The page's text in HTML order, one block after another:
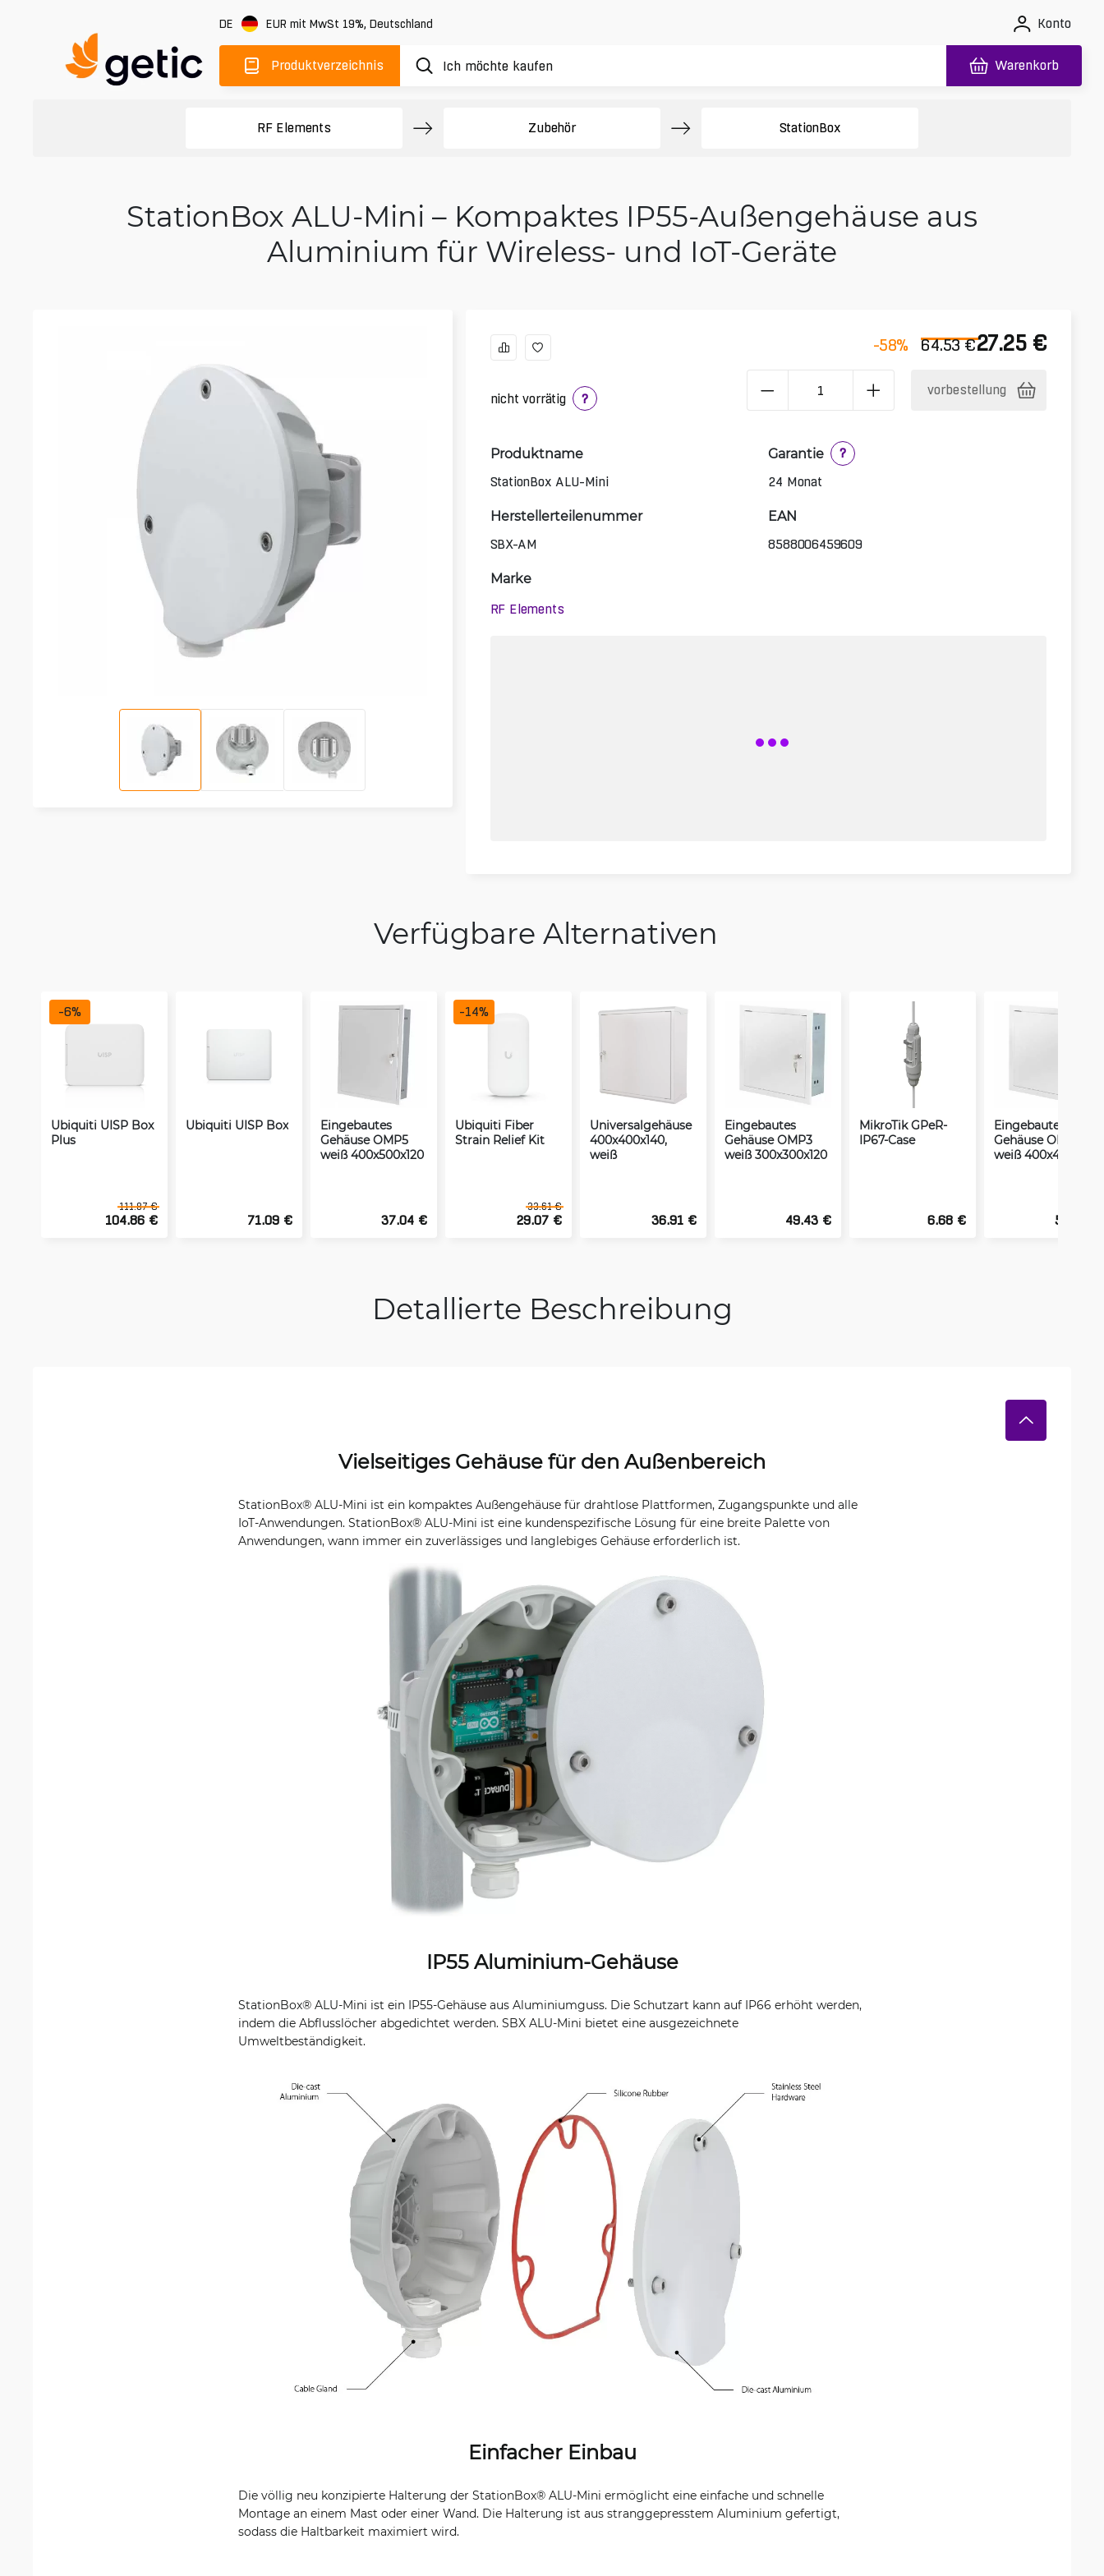
DE EUR mit MwSt 19%, Deutschland Konto
Produktverzeichnis Warenkorb
RF Elements Zubehör StationBox
StationBox ALU-Mini – Kompaktes IP55-Außengehäuse aus
Aluminium für Wireless- und IoT-Geräte
nicht vorrätig ?
-58% 64.53 €27.25 €
vorbestellung
Produktname
StationBox ALU-Mini
Garantie
?
24 Monat
Herstellerteilenummer
SBX-AM
EAN
8588006459609
Marke
RF Elements
Verfügbare Alternativen
Ubiquiti UISP Box
Plus
111.87 €
104.86 €
-6%
Ubiquiti UISP Box
71.09 €
Eingebautes
Gehäuse OMP5
weiß 400x500x120
37.04 €
Ubiquiti Fiber
Strain Relief Kit
33.61 €
29.07 €
-14%
Universalgehäuse
400x400x140,
weiß
36.91 €
Eingebautes
Gehäuse OMP3
weiß 300x300x120
49.43 €
MikroTik GPeR-
IP67-Case
6.68 €
Eingebautes
Gehäuse OMP4
weiß 400x400x120
55.57 €
Detallierte Beschreibung
Vielseitiges Gehäuse für den Außenbereich
StationBox® ALU-Mini ist ein kompaktes Außengehäuse für drahtlose Plattformen, Zugangspunkte und alle
IoT-Anwendungen. StationBox® ALU-Mini ist eine kundenspezifische Lösung für eine breite Palette von
Anwendungen, wann immer ein zuverlässiges und langlebiges Gehäuse erforderlich ist.
IP55 Aluminium-Gehäuse
StationBox® ALU-Mini ist ein IP55-Gehäuse aus Aluminiumguss. Die Schutzart kann auf IP66 erhöht werden,
indem die Abflusslöcher abgedichtet werden. SBX ALU-Mini bietet eine ausgezeichnete
Umweltbeständigkeit.
Einfacher Einbau
Die völlig neu konzipierte Halterung der StationBox® ALU-Mini ermöglicht eine einfache und schnelle
Montage an einem Mast oder einer Wand. Die Halterung ist aus stranggepresstem Aluminium gefertigt,
sodass die Haltbarkeit maximiert wird.